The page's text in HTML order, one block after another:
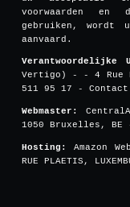
voorwaarden
gebruiken, wordt
aanvaard.
Verantwoordelijke
Vertigo) - - 4 Rue
511 95 17 -
Webmaster:
1050 Bruxelles, BE
Hosting: Amazon
RUE PLAETIS,